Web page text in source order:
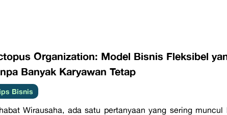
Organization: Model Bisnis Fleksibel
Banyak Karyawan Tetap
Bisnis
Wirausaha, ada satu pertanyaan yang sering